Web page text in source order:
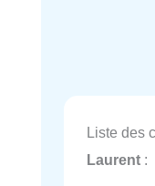
Liste des
Laurent :